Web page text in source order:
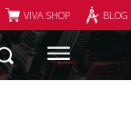
VIVA SHOP